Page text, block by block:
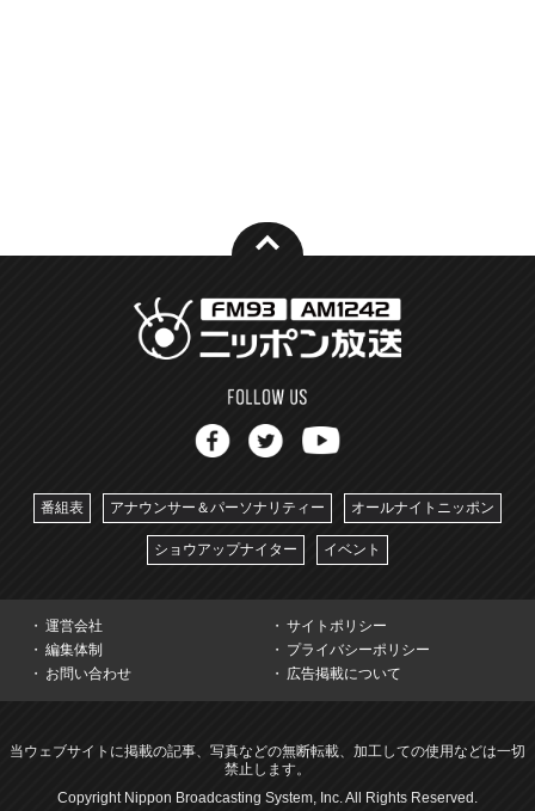
番組表 アナウンサー＆パーソナリティー オールナイトニッポン
ショウアップナイター イベント
運営会社
サイトポリシー
編集体制
プライバシーポリシー
お問い合わせ
広告掲載について
当ウェブサイトに掲載の記事、写真などの無断転載、加工しての使用などは一切
禁止します。
Copyright Nippon Broadcasting System, Inc. All Rights Reserved.